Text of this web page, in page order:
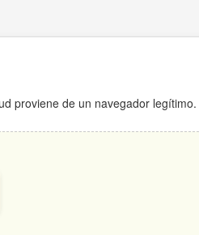
proviene de un navegador legítimo.